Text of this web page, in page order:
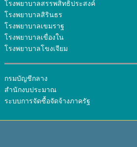
โรงพยาบาลสรรพสิทธิประสงค์
โรงพยาบาลสิรินธร
โรงพยาบาลเขมราฐ
โรงพยาบาลเขื่องใน
โรงพยาบาลโขงเจียม
กรมบัญชีกลาง
สำนักงบประมาณ
ระบบการจัดซื้อจัดจ้างภาครัฐ